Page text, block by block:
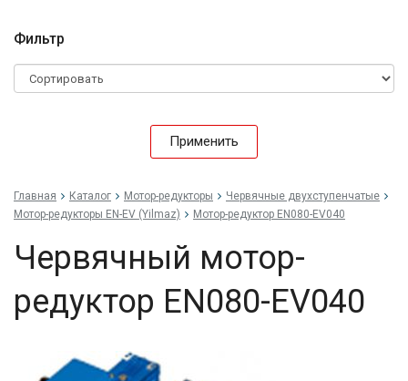
Фильтр
Применить
Главная Каталог Мотор-редукторы
Червячные двухступенчатые
Мотор-редукторы EN-EV (Yilmaz)
Мотор-редуктор EN080-EV040
Червячный мотор-
редуктор EN080-EV040